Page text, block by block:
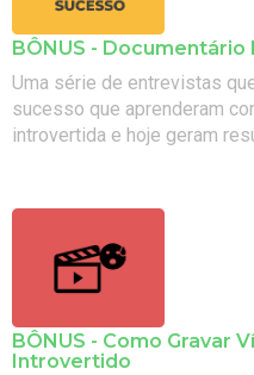
BÔNUS -
Uma série de entrevistas
sucesso que aprenderam
introvertida e hoje geram
BÔNUS - Como Gravar
Introvertido